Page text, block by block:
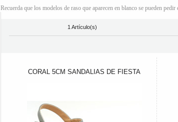
Recuerda que los modelos de raso que aparecen en blanco se pueden
1 Artículo(s)
CORAL 5CM SANDALIAS DE FIESTA